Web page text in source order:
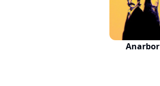
Anarbor